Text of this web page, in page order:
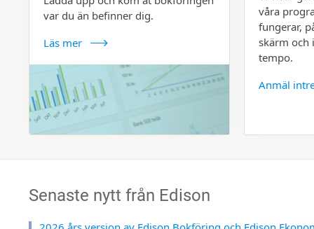
var du än befinner dig.
Läs mer
våra
fungerar,
skärm och
tempo.
Anmäl
Senaste nytt från Edison